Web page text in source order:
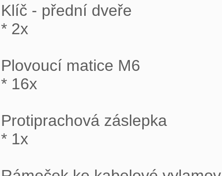
Klíč - přední dveře
* 2x
Plovoucí matice M6
* 16x
Protiprachová záslepka
* 1x